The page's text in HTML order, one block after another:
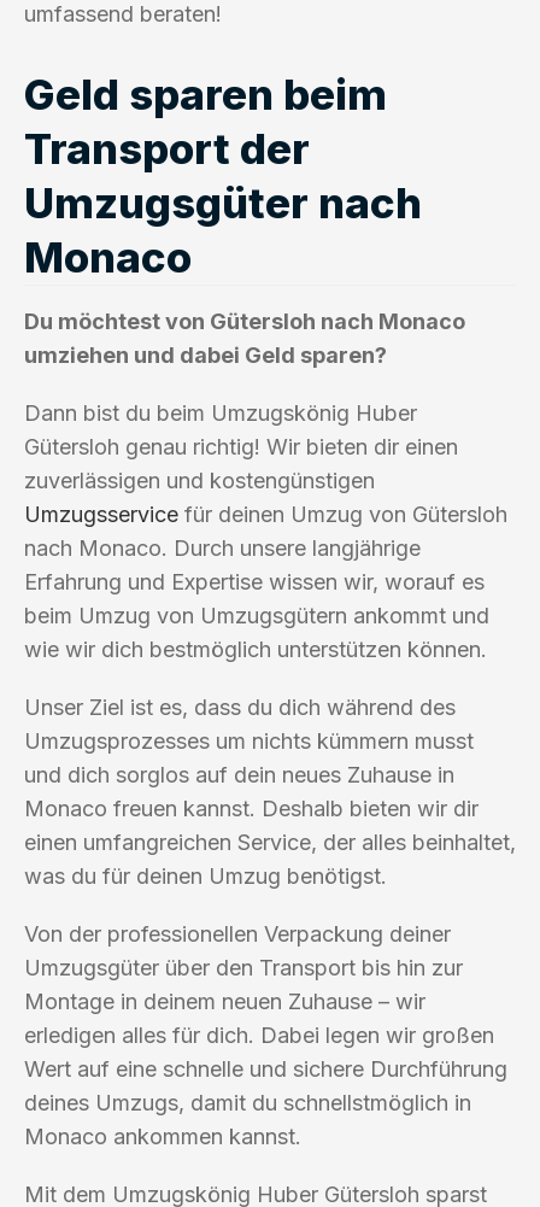
umfassend beraten!
Geld sparen beim
Transport der
Umzugsgüter nach
Monaco
Du möchtest von Gütersloh nach Monaco
umziehen und dabei Geld sparen?
Dann bist du beim Umzugskönig Huber
Gütersloh genau richtig! Wir bieten dir einen
zuverlässigen und kostengünstigen
Umzugsservice für deinen Umzug von Gütersloh
nach Monaco. Durch unsere langjährige
Erfahrung und Expertise wissen wir, worauf es
beim Umzug von Umzugsgütern ankommt und
wie wir dich bestmöglich unterstützen können.
Unser Ziel ist es, dass du dich während des
Umzugsprozesses um nichts kümmern musst
und dich sorglos auf dein neues Zuhause in
Monaco freuen kannst. Deshalb bieten wir dir
einen umfangreichen Service, der alles beinhaltet,
was du für deinen Umzug benötigst.
Von der professionellen Verpackung deiner
Umzugsgüter über den Transport bis hin zur
Montage in deinem neuen Zuhause – wir
erledigen alles für dich. Dabei legen wir großen
Wert auf eine schnelle und sichere Durchführung
deines Umzugs, damit du schnellstmöglich in
Monaco ankommen kannst.
Mit dem Umzugskönig Huber Gütersloh sparst